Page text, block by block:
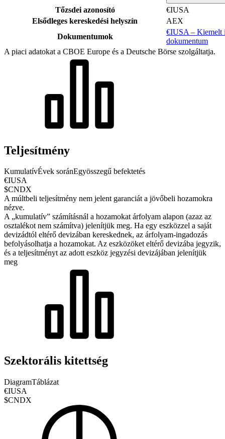
Tőzsdei azonosító
€IUSA
Elsődleges kereskedési helyszín
AEX
Dokumentumok
€IUSA – Kiemelt
dokumentum
A piaci adatokat a CBOE Europe és a Deutsche Börse szolgáltatja.
Teljesítmény
KumulatívÉvek soránEgyösszegű befektetés
€IUSA
$CNDX
A múltbeli teljesítmény nem jelent garanciát a jövőbeli hozamokra
nézve.
A „kumulatív” számításnál a hozamokat árfolyam alapon (azaz az
osztalékot nem számítva) jelenítjük meg. Ha egy eszközzel a saját
devizádtól eltérő devizában kereskednek, az árfolyam-ingadozás
befolyásolhatja a hozamokat. Az eszközöket eltérő devizába jegyzik,
és a teljesítményt az adott eszköz jegyzési devizájában jelenítjük
meg
Szektorális kitettség
DiagramTáblázat
€IUSA
$CNDX